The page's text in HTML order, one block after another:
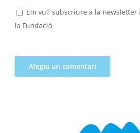
Em vull subscriure a la
la Fundació